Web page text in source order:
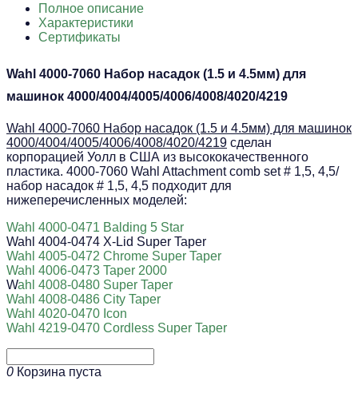
Полное описание
Характеристики
Сертификаты
Wahl 4000-7060 Набор насадок (1.5 и 4.5мм) для
машинок 4000/4004/4005/4006/4008/4020/4219
Wahl 4000-7060 Набор насадок (1.5 и 4.5мм) для машинок
4000/4004/4005/4006/4008/4020/4219 сделан
корпорацией Уолл в США из высококачественного
пластика. 4000-7060 Wahl Attachment comb set # 1,5, 4,5/
набор насадок # 1,5, 4,5 подходит для
нижеперечисленных моделей:
Wahl 4000-0471 Balding 5 Star
Wahl 4004-0474 X-Lid Super Taper
Wahl 4005-0472 Chrome Super Taper
Wahl 4006-0473 Taper 2000
Wahl 4008-0480 Super Taper
Wahl 4008-0486 City Taper
Wahl 4020-0470 Icon
Wahl 4219-0470 Cordless Super Taper
0 Корзина пуста